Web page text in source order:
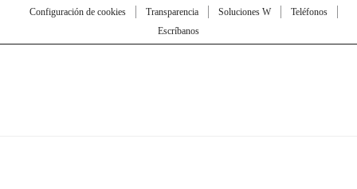
Configuración de cookies
Transparencia Soluciones W
Teléfonos
Escríbanos